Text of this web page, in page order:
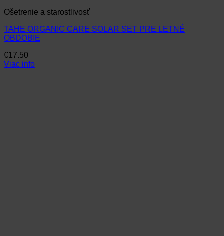
Ošetrenie a starostlivosť
TAHE ORGANIC CARE SOLAR SET PRE LETNÉ
OBDOBIE
€17.50
Viac info